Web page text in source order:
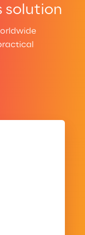
solution